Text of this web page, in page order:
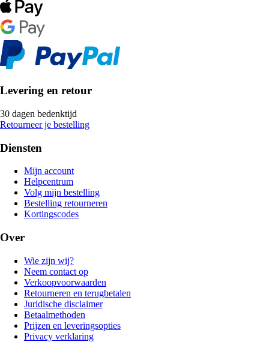
Levering en retour
30 dagen bedenktijd
Retourneer je bestelling
Diensten
Mijn account
Helpcentrum
Volg mijn bestelling
Bestelling retourneren
Kortingscodes
Over
Wie zijn wij?
Neem contact op
Verkoopvoorwaarden
Retourneren en terugbetalen
Juridische disclaimer
Betaalmethoden
Prijzen en leveringsopties
Privacy verklaring